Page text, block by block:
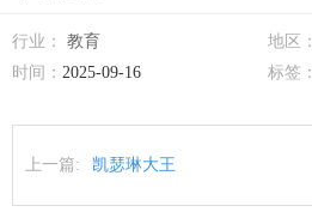
行业： 教育
地区：
时间： 2025-09-16 标签：
上一篇: 凯瑟琳大王